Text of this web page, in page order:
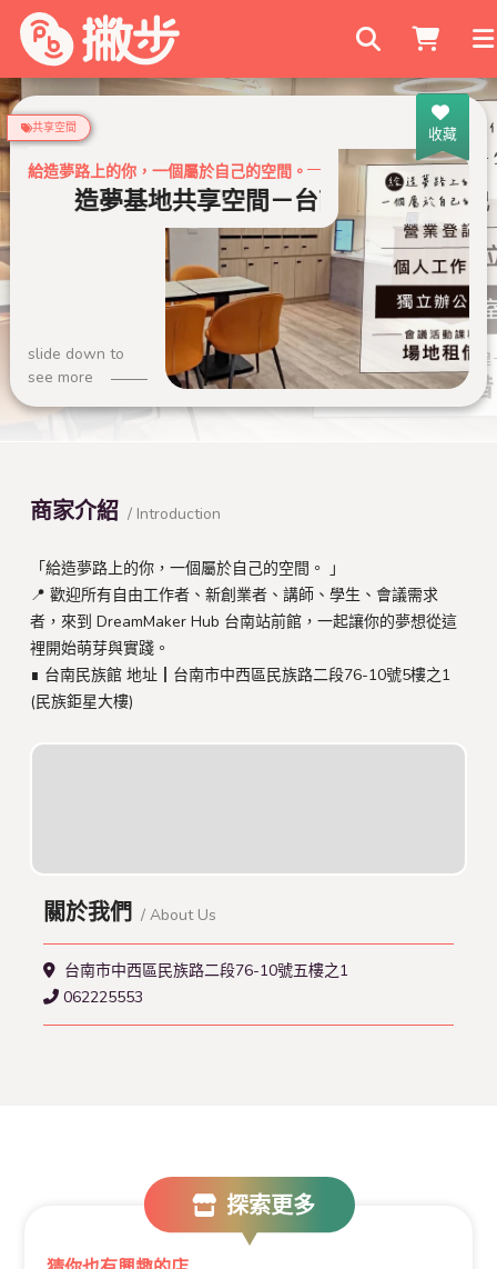
搜尋商家
收藏
共享空間
給造夢路上的你，一個屬於自己的空間。
造夢基地共享空間－台南火車站站前館
slide down to
see more
商家介紹 / Introduction
「給造夢路上的你，一個屬於自己的空間。 」
📍 歡迎所有自由工作者、新創業者、講師、學生、會議需求
者，來到 DreamMaker Hub 台南站前館，一起讓你的夢想從這
裡開始萌芽與實踐。
∎ 台南民族館 地址┃台南市中西區民族路二段76-10號5樓之1
(民族鉅星大樓)
關於我們 / About Us
台南市中西區民族路二段76-10號五樓之1
062225553
探索更多